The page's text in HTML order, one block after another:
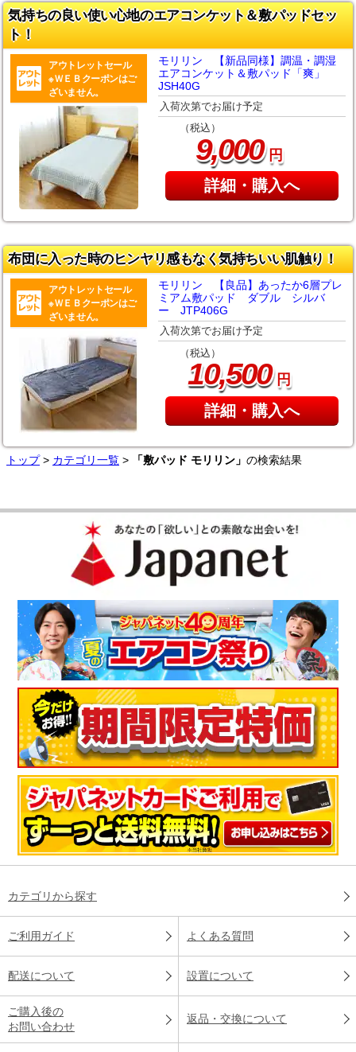
気持ちの良い使い心地のエアコンケット＆敷パッドセッ
ト！
アウトレットセール
※ＷＥＢクーポンはご
ざいません。
モリリン 【新品同様】調温・調湿
エアコンケット＆敷パッド「爽」
JSH40G
入荷次第でお届け予定
（税込）
9,000円
詳細・購入へ
布団に入った時のヒンヤリ感もなく気持ちいい肌触り！
アウトレットセール
※ＷＥＢクーポンはご
ざいません。
モリリン 【良品】あったか6層プレ
ミアム敷パッド ダブル シルバ
ー JTP406G
入荷次第でお届け予定
（税込）
10,500円
詳細・購入へ
トップ> カテゴリ一覧 > 「敷パッド モリリン」 の検索結果
カテゴリから探す
ご利用ガイド よくある質問
配送について 設置について
ご購入後の
お問い合わせ
返品・交換について